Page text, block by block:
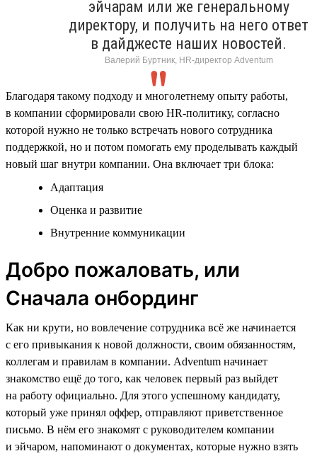
эйчарам или же генеральному
директору, и получить на него ответ
в дайджесте наших новостей.
Валерий Буртник, HR-директор Adventum
Благодаря такому подходу и многолетнему опыту работы,
в компании сформировали свою HR-политику, согласно
которой нужно не только встречать нового сотрудника
поддержкой, но и потом помогать ему проделывать каждый
новый шаг внутри компании. Она включает три блока:
Адаптация
Оценка и развитие
Внутренние коммуникации
Добро пожаловать, или
Сначала онбординг
Как ни крути, но вовлечение сотрудника всё же начинается
с его привыкания к новой должности, своим обязанностям,
коллегам и правилам в компании. Adventum начинает
знакомство ещё до того, как человек первый раз выйдет
на работу официально. Для этого успешному кандидату,
который уже принял оффер, отправляют приветственное
письмо. В нём его знакомят с руководителем компании
и эйчаром, напоминают о документах, которые нужно взять